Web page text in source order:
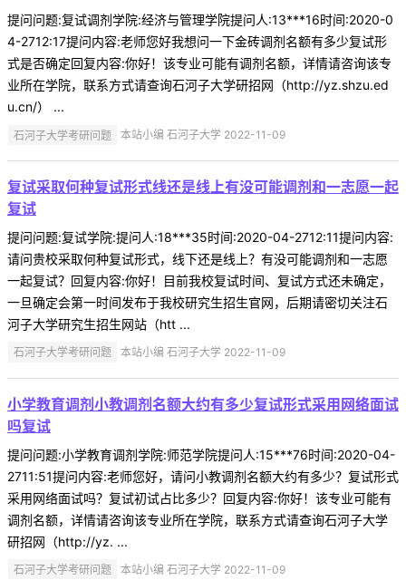
提问问题:复试调剂学院:经济与管理学院提问人:13***16时间:2020-0
4-2712:17提问内容:老师您好我想问一下金砖调剂名额有多少复试形
式是否确定回复内容:你好！该专业可能有调剂名额，详情请咨询该专
业所在学院，联系方式请查询石河子大学研招网（http://yz.shzu.ed
u.cn/） ...
石河子大学考研问题 本站小编 石河子大学 2022-11-09
复试采取何种复试形式线还是线上有没可能调剂和一志愿一起
复试
提问问题:复试学院:提问人:18***35时间:2020-04-2712:11提问内容:
请问贵校采取何种复试形式，线下还是线上？有没可能调剂和一志愿
一起复试？回复内容:你好！目前我校复试时间、复试方式还未确定，
一旦确定会第一时间发布于我校研究生招生官网，后期请密切关注石
河子大学研究生招生网站（htt ...
石河子大学考研问题 本站小编 石河子大学 2022-11-09
小学教育调剂小教调剂名额大约有多少复试形式采用网络面试
吗复试
提问问题:小学教育调剂学院:师范学院提问人:15***76时间:2020-04-
2711:51提问内容:老师您好，请问小教调剂名额大约有多少？复试形式
采用网络面试吗？复试初试占比多少？回复内容:你好！该专业可能有
调剂名额，详情请咨询该专业所在学院，联系方式请查询石河子大学
研招网（http://yz. ...
石河子大学考研问题 本站小编 石河子大学 2022-11-09